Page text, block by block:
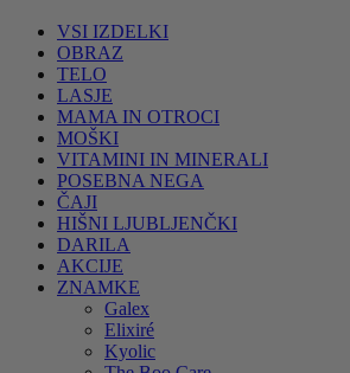
VSI IZDELKI
OBRAZ
TELO
LASJE
MAMA IN OTROCI
MOŠKI
VITAMINI IN MINERALI
POSEBNA NEGA
ČAJI
HIŠNI LJUBLJENČKI
DARILA
AKCIJE
ZNAMKE
Galex
Elixiré
Kyolic